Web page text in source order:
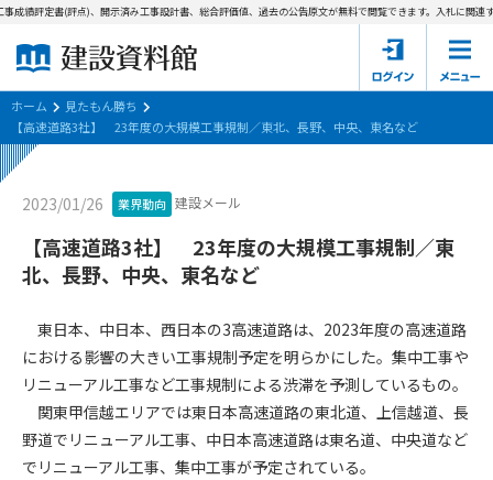
建設資料館とは
東京都の入札資料
国土交通省の入札資料
見たもん勝ち
会員登録について
サポーター会員一覧
会社概要 お問い合わせ
個人情報保護方針
会員規約
績評定書(評点)、開示済み工事設計書、総合評価値、過去の公告原文が無料で閲覧できます。入札に関連す
ホーム
見たもん勝ち
【高速道路3社】 23年度の大規模工事規制／東北、長野、中央、東名など
2023/01/26 業界動向 建設メール
【高速道路3社】 23年度の大規模工事規制／東
北、長野、中央、東名など
東日本、中日本、西日本の3高速道路は、2023年度の高速道路
における影響の大きい工事規制予定を明らかにした。集中工事や
リニューアル工事など工事規制による渋滞を予測しているもの。
関東甲信越エリアでは東日本高速道路の東北道、上信越道、長
野道でリニューアル工事、中日本高速道路は東名道、中央道など
でリニューアル工事、集中工事が予定されている。
第1条（規約の目的）
会員サービスの利用条件等について定めるものです。
2. 管理者が建設資料館WEB上で随時掲載するルールは本規約の
一部を構成するものとします。
第2条（規約の変更）
本規約は、会員の了承を得ることなく、随時変更されることが
あります。変更内容は、建設資料館WEB上に表示した時点で直